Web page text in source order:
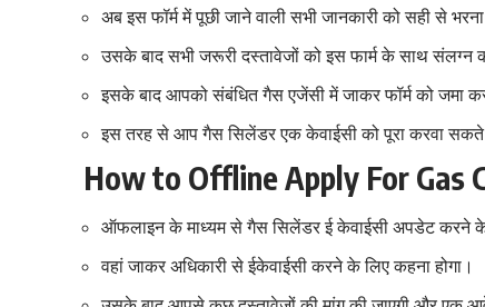
अब इस फॉर्म में पूछी जाने वाली सभी जानकारी को सही से भरना
उसके बाद सभी जरूरी दस्तावेजों को इस फार्म के साथ संलग्न
इसके बाद आपको संबंधित गैस एजेंसी में जाकर फॉर्म को जमा
इस तरह से आप गैस सिलेंडर एक केवाईसी को पूरा करवा
How to Offline Apply For Gas
ऑफलाइन के माध्यम से गैस सिलेंडर ई केवाईसी अपडेट करने
वहां जाकर अधिकारी से ईकेवाईसी करने के लिए कहना होगा।